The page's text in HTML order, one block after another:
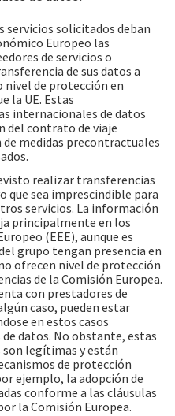
servicios solicitados deban
Europeo las
de servicios o
de sus datos a
nivel de protección en
la UE. Estas
internacionales de datos
del contrato de viaje
medidas precontractuales
realizar transferencias
que sea imprescindible para
servicios. La información
principalmente en los
(EEE), aunque es
grupo tengan presencia en
ofrecen nivel de protección
de la Comisión Europea.
con prestadores de
caso, pueden estar
en estos casos
datos. No obstante, estas
legítimas y están
de protección
ejemplo, la adopción de
conforme a las cláusulas
la Comisión Europea.